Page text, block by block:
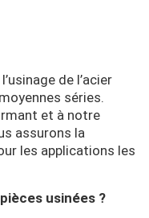
de l’acier
séries.
et à notre
assurons la
les applications les
usinées ?